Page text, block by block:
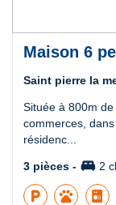
Maison 6
Saint pierre la
Située à 800m
commerces,
résidenc...
3 pièces - king_bed 2
local_parking pets